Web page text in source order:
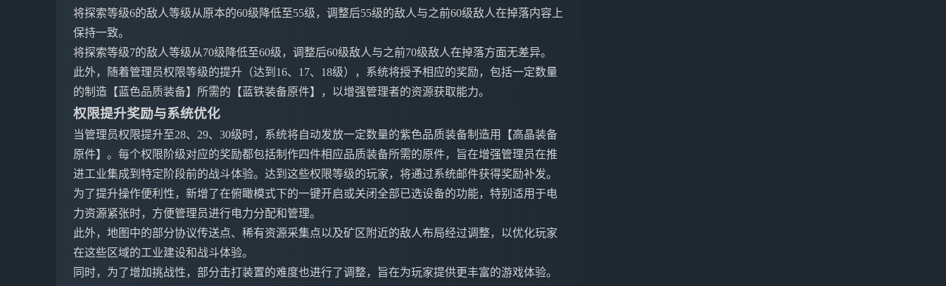
将探索等级6的敌人等级从原本的60级降低至55级，调整后55级的敌人与之前60级敌人在掉落内容上
保持一致。
将探索等级7的敌人等级从70级降低至60级，调整后60级敌人与之前70级敌人在掉落方面无差异。
此外，随着管理员权限等级的提升（达到16、17、18级），系统将授予相应的奖励，包括一定数量
的制造【蓝色品质装备】所需的【蓝铁装备原件】，以增强管理者的资源获取能力。
权限提升奖励与系统优化
当管理员权限提升至28、29、30级时，系统将自动发放一定数量的紫色品质装备制造用【高晶装备
原件】。每个权限阶级对应的奖励都包括制作四件相应品质装备所需的原件，旨在增强管理员在推
进工业集成到特定阶段前的战斗体验。达到这些权限等级的玩家，将通过系统邮件获得奖励补发。
为了提升操作便利性，新增了在俯瞰模式下的一键开启或关闭全部已选设备的功能，特别适用于电
力资源紧张时，方便管理员进行电力分配和管理。
此外，地图中的部分协议传送点、稀有资源采集点以及矿区附近的敌人布局经过调整，以优化玩家
在这些区域的工业建设和战斗体验。
同时，为了增加挑战性，部分击打装置的难度也进行了调整，旨在为玩家提供更丰富的游戏体验。